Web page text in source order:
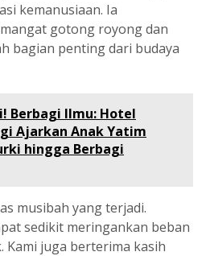
kemanusiaan. Ia
gotong royong dan
bagian penting dari budaya
Berbagi Ilmu: Hotel
Ajarkan Anak Yatim
hingga Berbagi
musibah yang terjadi.
sedikit meringankan beban
Kami juga berterima kasih